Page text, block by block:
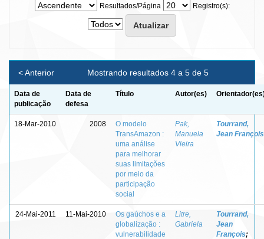
Resultados/Página
Registro(s):
Mostrando resultados 4 a 5 de 5
< Anterior
Data de
publicação
Data de
defesa
Título Autor(es)
18-Mar-2010 2008
O modelo
TransAmazon :
uma análise
para melhorar
suas limitações
por meio da
participação
social
Pak,
Manuela
Vieira
Tourrand,
Jean François
24-Mai-2011 11-Mai-2010
Os gaúchos e a
globalização :
vulnerabilidade
Litre,
Gabriela
Tourrand,
Jean
François;